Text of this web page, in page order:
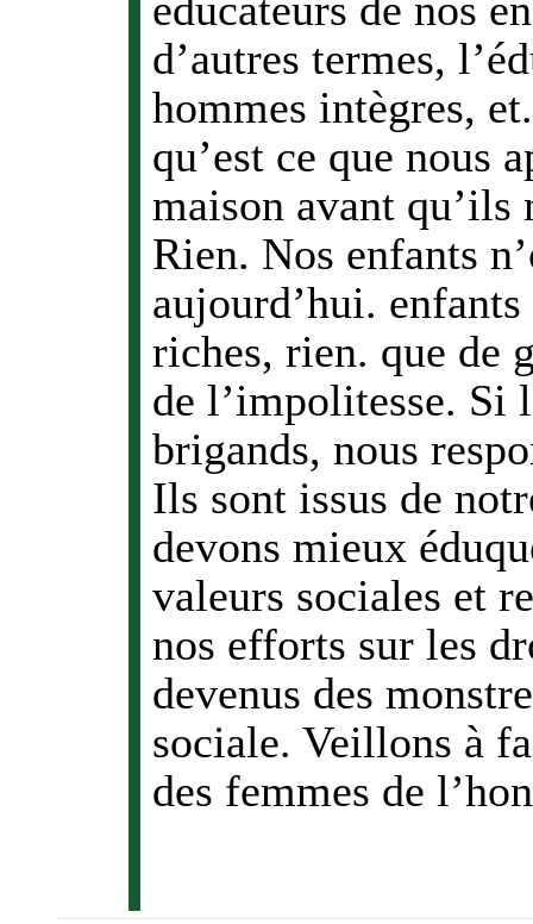
d’autres termes,
hommes intègres,
qu’est ce que nous
maison avant qu’ils
Rien. Nos enfants
aujourd’hui.
riches, rien. que de
de l’impolitesse. Si
brigands, nous
Ils sont issus de
devons mieux
valeurs sociales et
nos efforts sur les
devenus des
sociale. Veillons à
des femmes de